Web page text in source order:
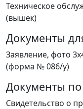
Техническое
(вышек)
Документы
Заявление, фото
(форма № 086/у)
Документы
Свидетельство о